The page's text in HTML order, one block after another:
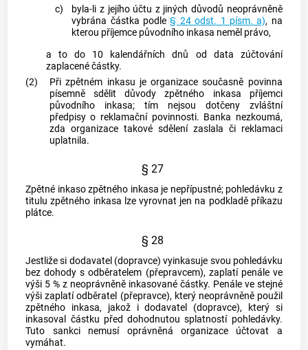
c)
byla-li z jejího účtu z jiných důvodů neoprávněně
vybrána částka podle§ 24 odst. 1 písm. a), na
kterou příjemce původního inkasa neměl právo,
a to do 10 kalendářních dnů od data zúčtování
zaplacené částky.
(2)
Při zpětném inkasu je organizace současně povinna
písemně sdělit důvody zpětného inkasa příjemci
původního inkasa; tím nejsou dotčeny zvláštní
předpisy o reklamační povinnosti. Banka nezkoumá,
zda organizace takové sdělení zaslala či reklamaci
uplatnila.
§ 27
Zpětné inkaso zpětného inkasa je nepřípustné; pohledávku z
titulu zpětného inkasa lze vyrovnat jen na podkladě příkazu
plátce.
§ 28
Jestliže si dodavatel (dopravce) vyinkasuje svou pohledávku
bez dohody s odběratelem (přepravcem), zaplatí penále ve
výši 5 % z neoprávněně inkasované částky. Penále ve stejné
výši zaplatí odběratel (přepravce), který neoprávněně použil
zpětného inkasa, jakož i dodavatel (dopravce), který si
inkasoval částku před dohodnutou splatností pohledávky.
Tuto sankci nemusí oprávněná organizace účtovat a
vymáhat.